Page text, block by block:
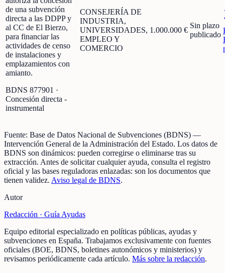
de una subvención
directa a las DDPP y
al CC de El Bierzo,
para financiar las
actividades de censo
de instalaciones y
emplazamientos con
amianto.
BDNS 877901 ·
Concesión directa -
instrumental
CONSEJERÍA DE
INDUSTRIA,
UNIVERSIDADES,
EMPLEO Y
COMERCIO
1.000.000 €
Sin plazo
publicado
Fuente: Base de Datos Nacional de Subvenciones (BDNS) —
Intervención General de la Administración del Estado. Los datos de
BDNS son dinámicos: pueden corregirse o eliminarse tras su
extracción. Antes de solicitar cualquier ayuda, consulta el registro
oficial y las bases reguladoras enlazadas: son los documentos que
tienen validez. Aviso legal de BDNS.
Autor
Redacción · Guía Ayudas
Equipo editorial especializado en políticas públicas, ayudas y
subvenciones en España. Trabajamos exclusivamente con fuentes
oficiales (BOE, BDNS, boletines autonómicos y ministerios) y
revisamos periódicamente cada artículo. Más sobre la redacción.